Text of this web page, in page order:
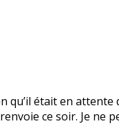
qu’il était en
ce soir. Je ne